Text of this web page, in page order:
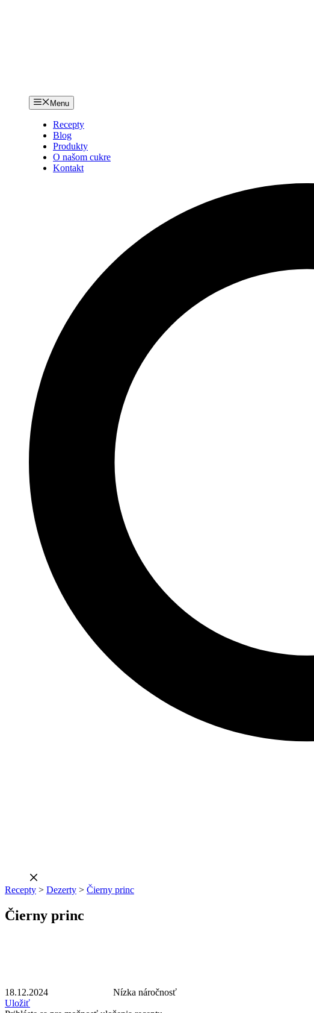
Menu
Recepty
Blog
Produkty
O našom cukre
Kontakt
Recepty > Dezerty > Čierny princ
Čierny princ
18.12.2024
Nízka náročnosť
Uložiť